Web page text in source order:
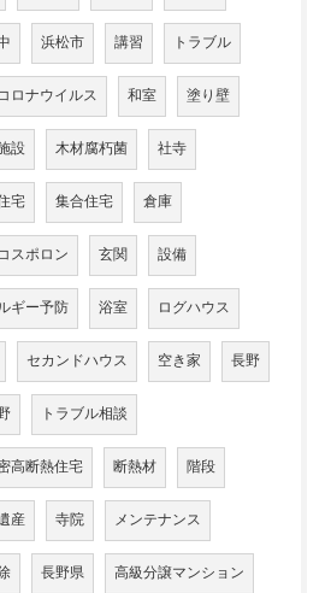
浜松市 講習 トラブル
ロナウイルス 和室 塗り壁
設 木材腐朽菌 社寺
宅 集合住宅 倉庫
スポロン 玄関 設備
ギー予防 浴室 ログハウス
セカンドハウス 空き家 長野
トラブル相談
高断熱住宅 断熱材 階段
産 寺院 メンテナンス
長野県 高級分譲マンション